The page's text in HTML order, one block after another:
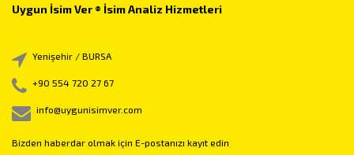
Uygun İsim Ver ® İsim Analiz Hizmetleri
Yenişehir / BURSA
+90 554 720 27 67
info@uygunisimver.com
Bizden haberdar olmak için E-postanızı kayıt edin